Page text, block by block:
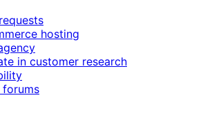
hosting
in customer research